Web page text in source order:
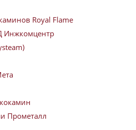
Royal Flame
Инжкомцентр
Прометалл